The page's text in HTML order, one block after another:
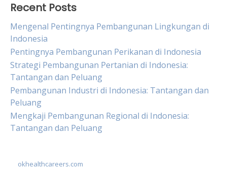
Recent Posts
Mengenal Pentingnya Pembangunan Lingkungan di
Indonesia
Pentingnya Pembangunan Perikanan di Indonesia
Strategi Pembangunan Pertanian di Indonesia:
Tantangan dan Peluang
Pembangunan Industri di Indonesia: Tantangan dan
Peluang
Mengkaji Pembangunan Regional di Indonesia:
Tantangan dan Peluang
okhealthcareers.com